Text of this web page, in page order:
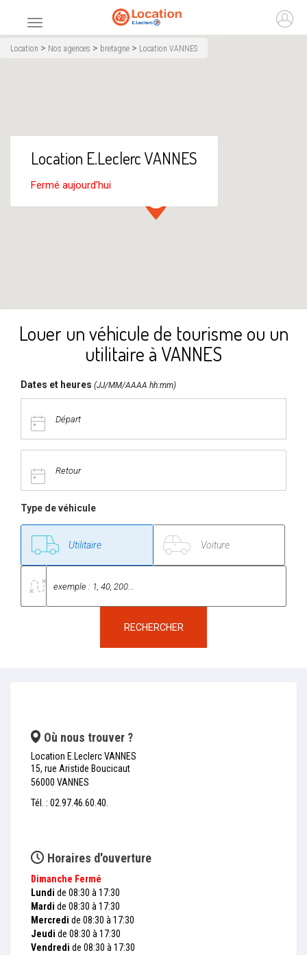
Menu principal
Accueil
Location > Nos agences > bretagne > Location VANNES
Location E.Leclerc VANNES
Fermé aujourd'hui
Louer un véhicule de tourisme ou un
utilitaire à VANNES
Dates et heures (JJ/MM/AAAA hh:mm)
Type de véhicule
RECHERCHER
Où nous trouver ?
Location E.Leclerc VANNES
15, rue Aristide Boucicaut
56000 VANNES
Tél. : 02.97.46.60.40.
Horaires d'ouverture
Dimanche Fermé
Lundi de 08:30 à 17:30
Mardi de 08:30 à 17:30
Mercredi de 08:30 à 17:30
Jeudi de 08:30 à 17:30
Vendredi de 08:30 à 17:30